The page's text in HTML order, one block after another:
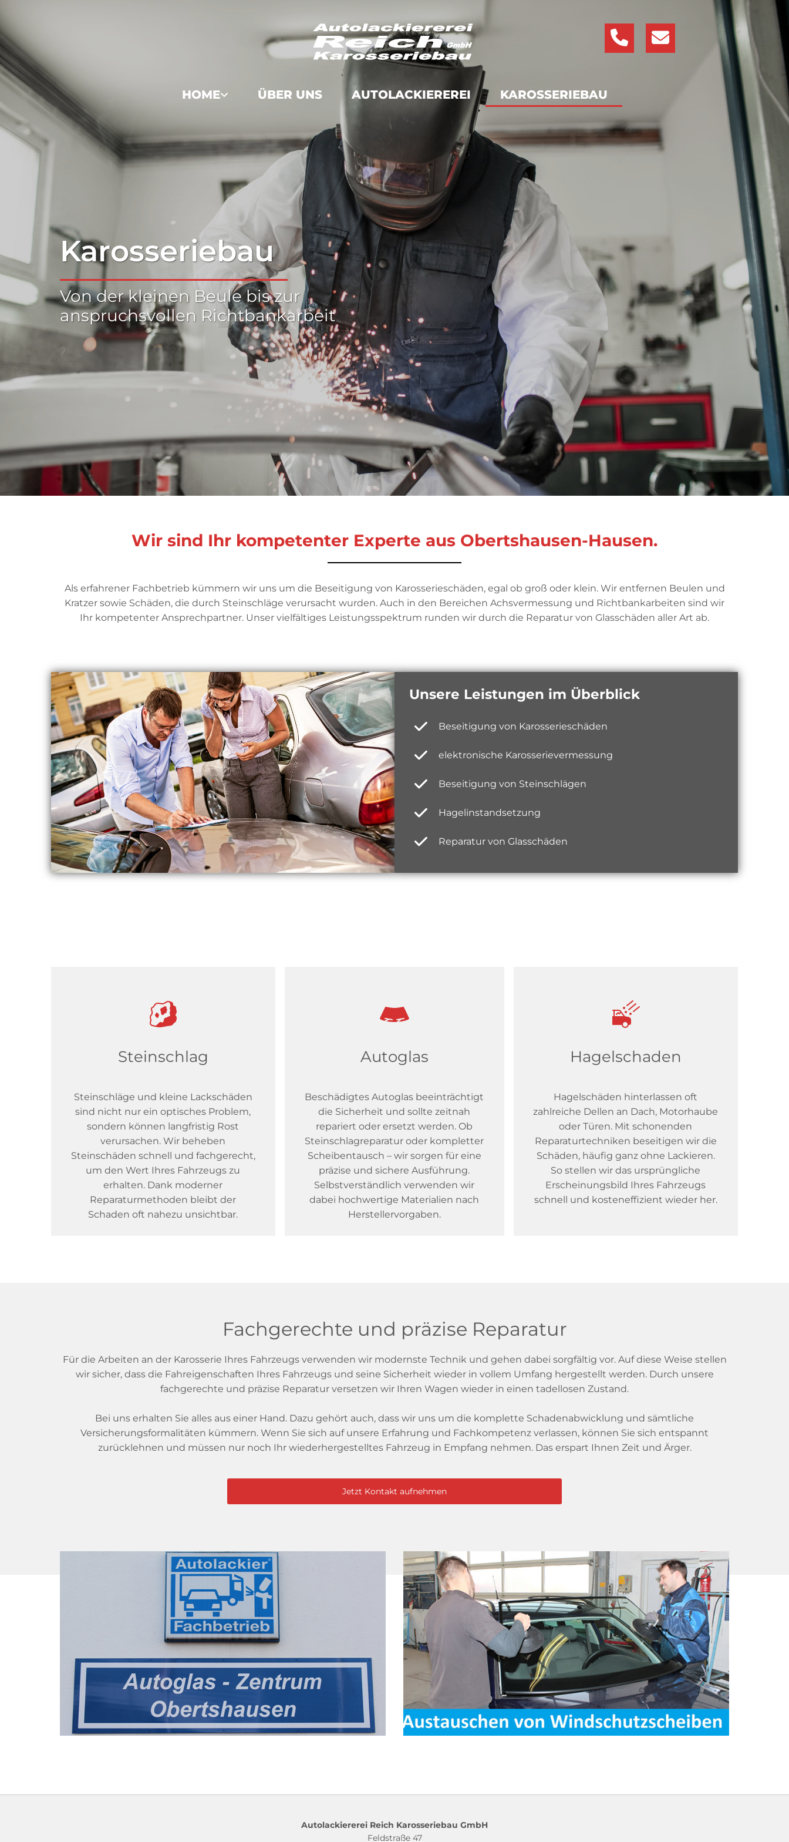
HOME ÜBER UNS AUTOLACKIEREREI KAROSSERIEBAU
Karosseriebau
Von der kleinen Beule bis zur
anspruchsvollen Richtbankarbeit
Wir sind Ihr kompetenter Experte aus Obertshausen-Hausen.
Als erfahrener Fachbetrieb kümmern wir uns um die Beseitigung von Karosserieschäden, egal ob groß oder klein. Wir entfernen Beulen und
Kratzer sowie Schäden, die durch Steinschläge verursacht wurden. Auch in den Bereichen Achsvermessung und Richtbankarbeiten sind wir
Ihr kompetenter Ansprechpartner. Unser vielfältiges Leistungsspektrum runden wir durch die Reparatur von Glasschäden aller Art ab.
Unsere Leistungen im Überblick
Beseitigung von Karosserieschäden
elektronische Karosserievermessung
Beseitigung von Steinschlägen
Hagelinstandsetzung
Reparatur von Glasschäden
Steinschlag
Steinschläge und kleine Lackschäden
sind nicht nur ein optisches Problem,
sondern können langfristig Rost
verursachen. Wir beheben
Steinschäden schnell und fachgerecht,
um den Wert Ihres Fahrzeugs zu
erhalten. Dank moderner
Reparaturmethoden bleibt der
Schaden oft nahezu unsichtbar.
Autoglas
Beschädigtes Autoglas beeinträchtigt
die Sicherheit und sollte zeitnah
repariert oder ersetzt werden. Ob
Steinschlagreparatur oder kompletter
Scheibentausch – wir sorgen für eine
präzise und sichere Ausführung.
Selbstverständlich verwenden wir
dabei hochwertige Materialien nach
Herstellervorgaben.
Hagelschaden
Hagelschäden hinterlassen oft
zahlreiche Dellen an Dach, Motorhaube
oder Türen. Mit schonenden
Reparaturtechniken beseitigen wir die
Schäden, häufig ganz ohne Lackieren.
So stellen wir das ursprüngliche
Erscheinungsbild Ihres Fahrzeugs
schnell und kosteneffizient wieder her.
Fachgerechte und präzise Reparatur
Für die Arbeiten an der Karosserie Ihres Fahrzeugs verwenden wir modernste Technik und gehen dabei sorgfältig vor. Auf diese Weise stellen
wir sicher, dass die Fahreigenschaften Ihres Fahrzeugs und seine Sicherheit wieder in vollem Umfang hergestellt werden. Durch unsere
fachgerechte und präzise Reparatur versetzen wir Ihren Wagen wieder in einen tadellosen Zustand.
Bei uns erhalten Sie alles aus einer Hand. Dazu gehört auch, dass wir uns um die komplette Schadenabwicklung und sämtliche
Versicherungsformalitäten kümmern. Wenn Sie sich auf unsere Erfahrung und Fachkompetenz verlassen, können Sie sich entspannt
zurücklehnen und müssen nur noch Ihr wiederhergestelltes Fahrzeug in Empfang nehmen. Das erspart Ihnen Zeit und Ärger.
Jetzt Kontakt aufnehmen
Autolackiererei Reich Karosseriebau GmbH
Feldstraße 47